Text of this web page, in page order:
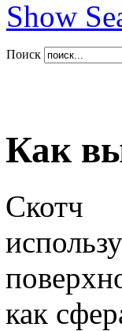
Show
Поиск
Как
Скотч
как